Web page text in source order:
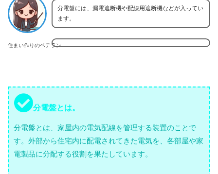
住まい作りのベテラン
分電盤には、漏電遮断機や配線用遮断機などが入ってい
ます。
分電盤とは。
分電盤とは、家屋内の電気配線を管理する装置のことで
す。外部から住宅内に配電されてきた電気を、各部屋や家
電製品に分配する役割を果たしています。